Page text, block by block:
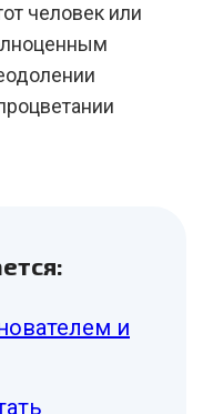
человек или
и